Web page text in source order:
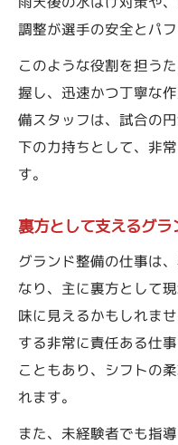
調整が選手の安全とパ
このような役割を担う
握し、迅速かつ丁寧な
備スタッフは、試合の
下の力持ちとして、非
す。
裏方として支えるグ
グランド整備の仕事は
なり、主に裏方として
味に見えるかもしれま
する非常に責任ある仕
こともあり、シフトの
れます。
また、未経験者でも指